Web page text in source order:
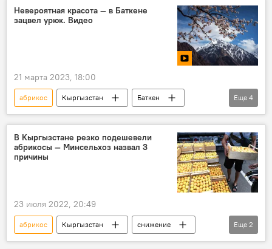
Невероятная красота — в Баткене
зацвел урюк. Видео
21 марта 2023, 18:00
абрикос Кыргызстан
Баткен
урюк
красота
видео
Новости Киргизии
Еще 4
В Кыргызстане резко подешевели
абрикосы — Минсельхоз назвал 3
причины
23 июля 2022, 20:49
абрикос Кыргызстан
снижение
Новости Киргизии
цена
Еще 2